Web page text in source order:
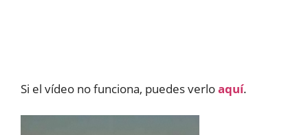
Si el vídeo no funciona, puedes verloaquí.